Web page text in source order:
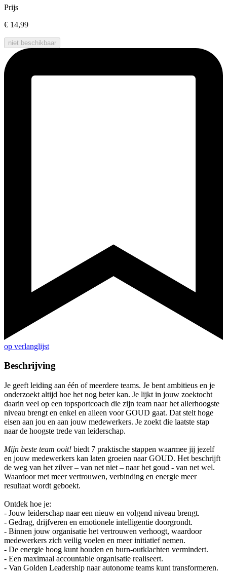
Prijs
€ 14,99
niet beschikbaar
op verlanglijst
Beschrijving
Je geeft leiding aan één of meerdere teams. Je bent ambitieus en je
onderzoekt altijd hoe het nog beter kan. Je lijkt in jouw zoektocht
daarin veel op een topsportcoach die zijn team naar het allerhoogste
niveau brengt en enkel en alleen voor GOUD gaat. Dat stelt hoge
eisen aan jou en aan jouw medewerkers. Je zoekt die laatste stap
naar de hoogste trede van leiderschap.
Mijn beste team ooit! biedt 7 praktische stappen waarmee jij jezelf
en jouw medewerkers kan laten groeien naar GOUD. Het beschrijft
de weg van het zilver – van net niet – naar het goud - van net wel.
Waardoor met meer vertrouwen, verbinding en energie meer
resultaat wordt geboekt.
Ontdek hoe je:
- Jouw leiderschap naar een nieuw en volgend niveau brengt.
- Gedrag, drijfveren en emotionele intelligentie doorgrondt.
- Binnen jouw organisatie het vertrouwen verhoogt, waardoor
medewerkers zich veilig voelen en meer initiatief nemen.
- De energie hoog kunt houden en burn-outklachten vermindert.
- Een maximaal accountable organisatie realiseert.
- Van Golden Leadership naar autonome teams kunt transformeren.